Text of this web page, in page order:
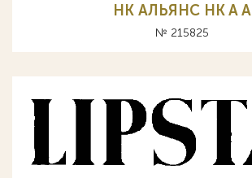
НК АЛЬЯНС HK A А
№ 215825